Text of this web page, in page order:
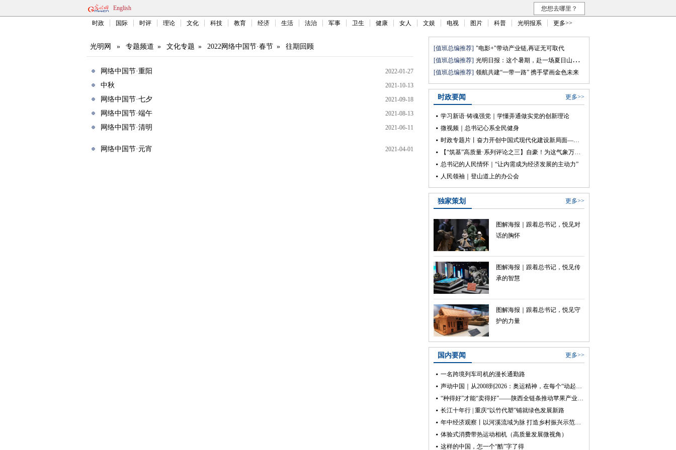
English 您想去哪里？
时政 国际 时评 理论 文化 科技 教育 经济 生活 法治 军事 卫生 健康 女人 文娱 电视 图片 科普 光明报系 更多>>
光明网 » 专题频道 » 文化专题 » 2022网络中国节·春节 » 往期回顾
网络中国节·重阳 2022-01-27
中秋 2021-10-13
网络中国节·七夕 2021-09-18
网络中国节·端午 2021-08-13
网络中国节·清明 2021-06-11
网络中国节·元宵 2021-04-01